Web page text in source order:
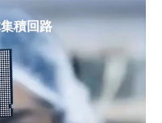
積回路